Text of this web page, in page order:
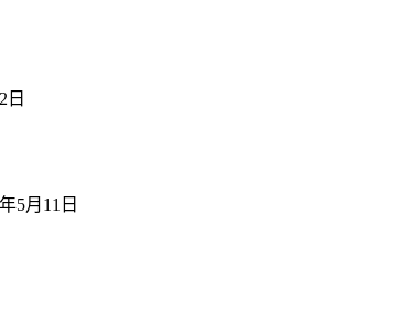
日
5月11日